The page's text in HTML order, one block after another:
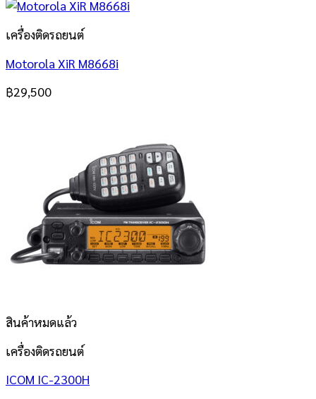
เครื่องติดรถยนต์
Motorola XiR M8668i
฿29,500
สินค้าหมดแล้ว
เครื่องติดรถยนต์
ICOM IC-2300H